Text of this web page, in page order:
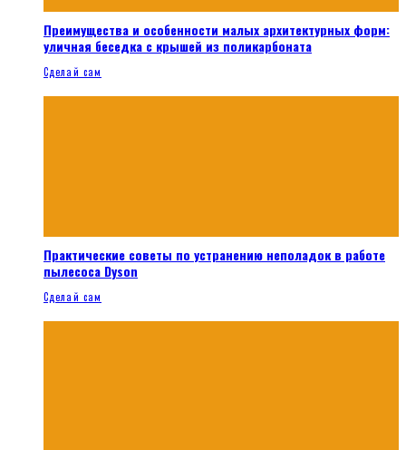
Преимущества и особенности малых архитектурных форм:
уличная беседка с крышей из поликарбоната
Сделай сам
Практические советы по устранению неполадок в работе
пылесоса Dyson
Сделай сам